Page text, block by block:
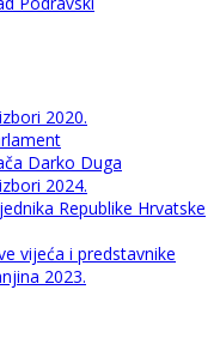
2020.
Darko Duga
2024.
Republike Hrvatske
vijeća i predstavnike
2023.